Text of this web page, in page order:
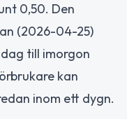
0,50. Den
(2026-04-25)
dag till imorgon
kan
inom ett dygn.